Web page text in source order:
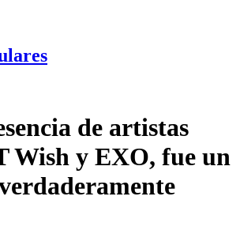
de artistas
Wish y EXO, fue un